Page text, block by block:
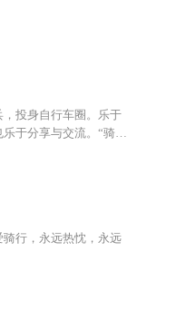
投身自行车圈。乐于
于分享与交流。“骑车
行，永远热忱，永远